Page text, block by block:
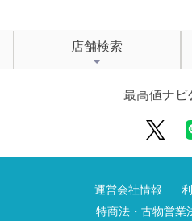
店舗検索
最高値ナビ
運営会社情報
特商法・古物営業